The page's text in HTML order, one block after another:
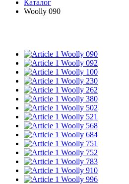
Каталог
Woolly 090
Woolly 090
Woolly 092
Woolly 100
Woolly 230
Woolly 262
Woolly 380
Woolly 502
Woolly 521
Woolly 568
Woolly 684
Woolly 751
Woolly 752
Woolly 783
Woolly 910
Woolly 996